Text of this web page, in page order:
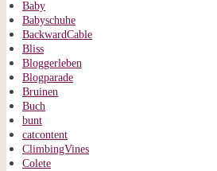
Baby
Babyschuhe
BackwardCable
Bliss
Bloggerleben
Blogparade
Bruinen
Buch
bunt
catcontent
ClimbingVines
Colete